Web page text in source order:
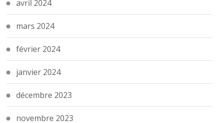
avril 2024
mars 2024
février 2024
janvier 2024
décembre 2023
novembre 2023